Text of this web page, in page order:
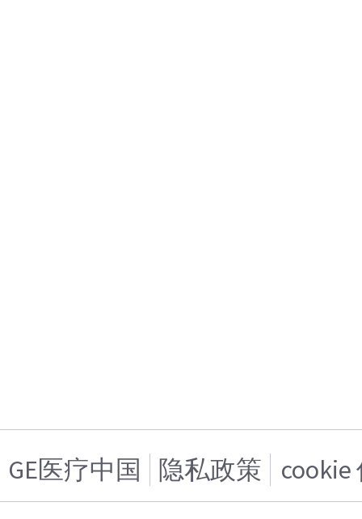
GE医疗中国 隐私政策 cookie